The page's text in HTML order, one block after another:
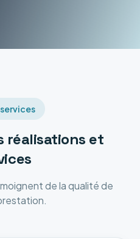
réalisations et
de la qualité de